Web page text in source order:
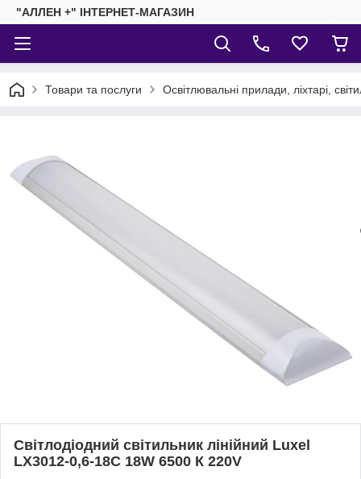
"АЛЛЕН +" ІНТЕРНЕТ-МАГАЗИН
Товари та послуги Освітлювальні прилади, ліхтарі,
Світлодіодний світильник лінійний Luxel
LX3012-0,6-18C 18W 6500 К 220V